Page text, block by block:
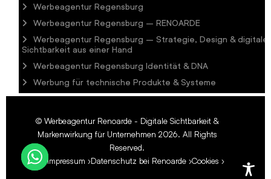
Werbeagentur Regensburg
Werbeagentur Regensburg – RENOARDE
Werbeagentur Regensburg – Strategie, Design & digitale
Sichtbarkeit aus einer Hand
Werbeagentur Regensburg Identität & DNA
Werbung für technische Produkte & Systeme
© Werbeagentur Renoarde - Digitale Sichtbarkeit &
Markenwirkung für Unternehmen 2026. All Rights
Reserved.
Impressum Datenschutz bei Renoarde Cookies